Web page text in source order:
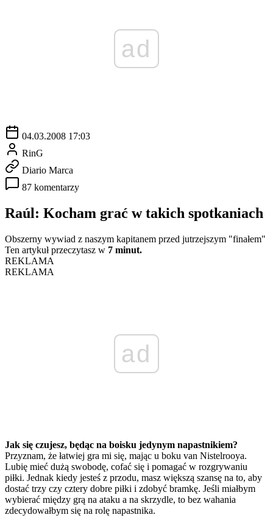
ad
04.03.2008 17:03
RinG
Diario Marca
87 komentarzy
Raúl: Kocham grać w takich spotkaniach
Obszerny wywiad z naszym kapitanem przed jutrzejszym "finałem"
Ten artykuł przeczytasz w 7 minut.
REKLAMA
REKLAMA
ad
Jak się czujesz, będąc na boisku jedynym napastnikiem?
Przyznam, że łatwiej gra mi się, mając u boku van Nistelrooya.
Lubię mieć dużą swobodę, cofać się i pomagać w rozgrywaniu
piłki. Jednak kiedy jesteś z przodu, masz większą szansę na to, aby
dostać trzy czy cztery dobre piłki i zdobyć bramkę. Jeśli miałbym
wybierać między grą na ataku a na skrzydle, to bez wahania
zdecydowałbym się na rolę napastnika.